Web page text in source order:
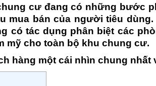
cư đang có những bước
mua bán của người tiêu
có tác dụng phân biệt các
mỹ cho toàn bộ khu chung cư.
hàng một cái nhìn chung nhất